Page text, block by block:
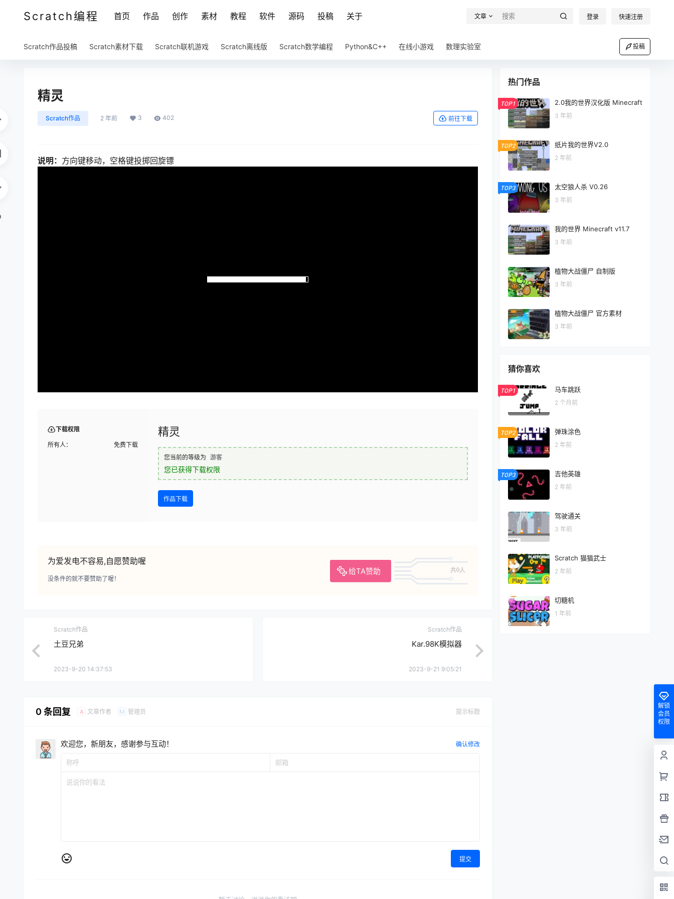
Scratch编程 首页 作品 创作 素材 教程 软件 源码 投稿 关于 文章 登录 快速注册
Scratch作品投稿 Scratch素材下载 Scratch联机游戏 Scratch离线版 Scratch数学编程 Python&C++ 在线小游戏 数理实验室 投稿
精灵
Scratch作品 2 年前 3 402 前往下载
说明： 方向键移动，空格键投掷回旋镖
下载权限
所有人： 免费下载
精灵
您当前的等级为 游客
您已获得下载权限
作品下载
为爱发电不容易,自愿赞助喔
给TA赞助 共0人
没条件的就不要赞助了喔！
Scratch作品
土豆兄弟
2023-9-20 14:37:53
Scratch作品
Kar.98K模拟器
2023-9-21 9:05:21
0 条回复 A 文章作者 M 管理员 提示标题
欢迎您，新朋友，感谢参与互动！ 确认修改
提交
热门作品
TOP1 2.0我的世界汉化版 Minecraft
3 年前
TOP2 纸片我的世界V2.0
2 年前
TOP3 太空狼人杀 V0.26
3 年前
我的世界 Minecraft v11.7
3 年前
植物大战僵尸 自制版
3 年前
植物大战僵尸 官方素材
3 年前
猜你喜欢
TOP1 马车跳跃
2 个月前
TOP2 弹珠涂色
2 年前
TOP3 吉他英雄
2 年前
驾驶通关
3 年前
Scratch 猫猫武士
2 年前
切糖机
1 年前
解锁
会员
权限